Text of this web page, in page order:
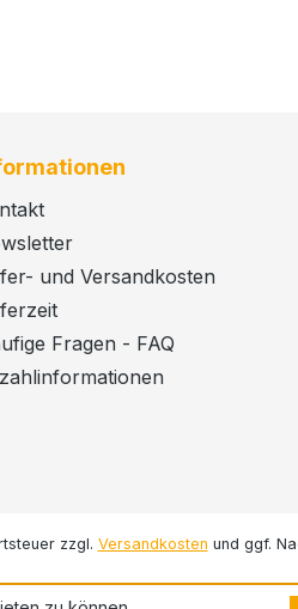
und Versandkosten
Fragen - FAQ
zzgl. Versandkosten und ggf.